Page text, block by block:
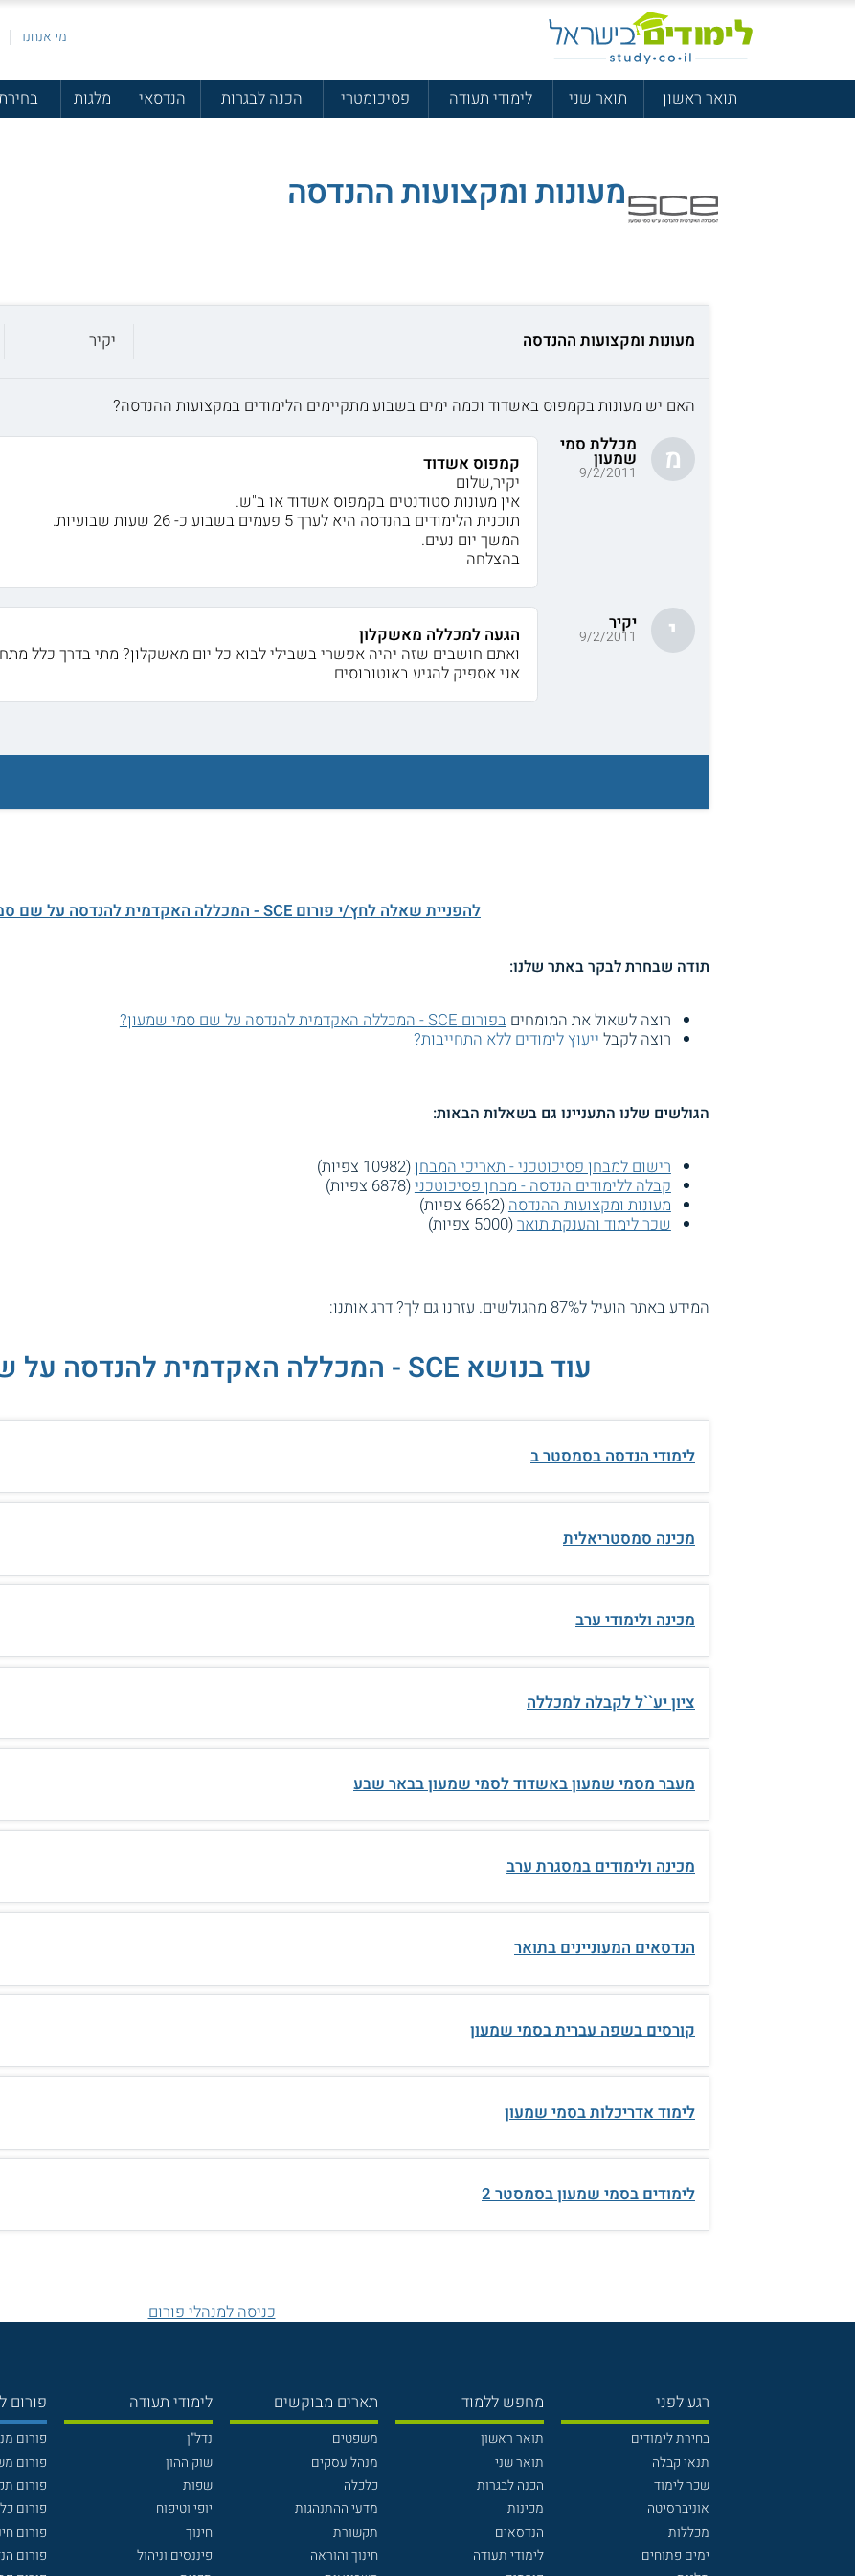
מי אנחנו
תואר ראשון תואר שני לימודי תעודה פסיכומטרי הכנה לבגרות הנדסאי מלגות
מעונות ומקצועות ההנדסה
מעונות ומקצועות ההנדסה יקיר
האם יש מעונות בקמפוס באשדוד וכמה ימים בשבוע מתקיימים הלימודים במקצועות ההנדסה?
מ מכללת סמי
שמעון
9/2/2011
קמפוס אשדוד
יקיר,שלום
אין מעונות סטודנטים בקמפוס אשדוד או ב"ש.
תוכנית הלימודים בהנדסה היא לערך 5 פעמים בשבוע כ- 26 שעות שבועיות.
המשך יום נעים.
בהצלחה
י יקיר
9/2/2011
הגעה למכללה מאשקלון
ואתם חושבים שזה יהיה אפשרי בשבילי לבוא כל יום מאשקלון? מתי בדרך כלל
אני אספיק להגיע באוטובוסים
להפניית שאלה לחץ/י פורום SCE - המכללה האקדמית להנדסה על שם סמי שמעון
תודה שבחרת לבקר באתר שלנו:
רוצה לשאול את המומחיםבפורום SCE - המכללה האקדמית להנדסה על שם סמי שמעון?
רוצה לקבלייעוץ לימודים ללא התחייבות?
הגולשים שלנו התעניינו גם בשאלות הבאות:
רישום למבחן פסיכוטכני - תאריכי המבחן(10982 צפיות)
קבלה ללימודים הנדסה - מבחן פסיכוטכני(6878 צפיות)
מעונות ומקצועות ההנדסה(6662 צפיות)
שכר לימוד והענקת תואר(5000 צפיות)
המידע באתר הועיל ל87% מהגולשים. עזרנו גם לך? דרג אותנו:
עוד בנושא SCE - המכללה האקדמית להנדסה על שם סמי שמעון:
לימודי הנדסה בסמסטר ב
מכינה סמסטריאלית
מכינה ולימודי ערב
ציון יע``ל לקבלה למכללה
מעבר מסמי שמעון באשדוד לסמי שמעון בבאר שבע
מכינה ולימודים במסגרת ערב
הנדסאים המעוניינים בתואר
קורסים בשפה עברית בסמי שמעון
לימוד אדריכלות בסמי שמעון
לימודים בסמי שמעון בסמסטר 2
כניסה למנהלי פורום
רגע לפני
בחירת לימודים
תנאי קבלה
שכר לימוד
אוניברסיטה
מכללות
ימים פתוחים
מחפש ללמוד
תואר ראשון
תואר שני
הכנה לבגרות
מכינות
הנדסאים
לימודי תעודה
תארים מבוקשים
משפטים
מנהל עסקים
כלכלה
מדעי ההתנהגות
תקשורת
חינוך והוראה
לימודי תעודה
נדל"ן
שוק ההון
שפות
יופי וטיפוח
חינוך
פיננסים וניהול
פורום
פורום
פורום
פורום
פורום
פורום
פורום